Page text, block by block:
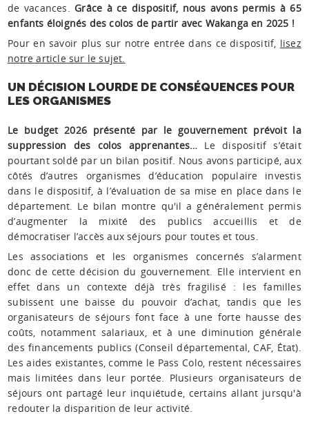
de vacances.
Grâce à ce dispositif, nous avons permis à 65
enfants éloignés des colos de partir avec Wakanga en 2025 !
Pour en savoir plus sur notre entrée dans ce dispositif, lisez
notre article sur le sujet.
UN DÉCISION LOURDE DE CONSÉQUENCES POUR
LES ORGANISMES
Le budget 2026 présenté par le gouvernement prévoit la
suppression des colos apprenantes… Le dispositif s’était
pourtant soldé par un bilan positif. Nous avons participé, aux
côtés d’autres organismes d’éducation populaire investis
dans le dispositif, à l’évaluation de sa mise en place dans le
département. Le bilan montre qu'il a généralement permis
d’augmenter la mixité des publics accueillis et de
démocratiser l’accès aux séjours pour toutes et tous.
Les associations et les organismes concernés s’alarment
donc de cette décision du gouvernement. Elle intervient en
effet dans un contexte déjà très fragilisé : les familles
subissent une baisse du pouvoir d’achat, tandis que les
organisateurs de séjours font face à une forte hausse des
coûts, notamment salariaux, et à une diminution générale
des financements publics (Conseil départemental, CAF, État).
Les aides existantes, comme le Pass Colo, restent nécessaires
mais limitées dans leur portée. Plusieurs organisateurs de
séjours ont partagé leur inquiétude, certains allant jursqu'à
redouter la disparition de leur activité.